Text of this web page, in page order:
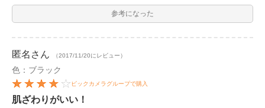
参考になった
匿名 さん （2017/11/20にレビュー）
色：ブラック
ビックカメラグループで購入
肌ざわりがいい！